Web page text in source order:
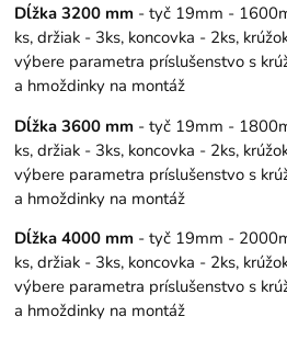
Dĺžka 3200 mm - tyč 19mm -
ks, držiak - 3ks, koncovka - 2ks,
výbere parametra príslušenstvo s
a hmoždinky na montáž
Dĺžka 3600 mm - tyč 19mm -
ks, držiak - 3ks, koncovka - 2ks,
výbere parametra príslušenstvo s
a hmoždinky na montáž
Dĺžka 4000 mm - tyč 19mm -
ks, držiak - 3ks, koncovka - 2ks,
výbere parametra príslušenstvo s
a hmoždinky na montáž